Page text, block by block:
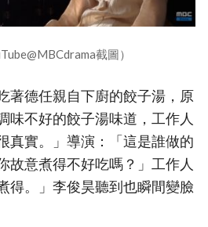
截圖）
著德任親自下廚的餃子湯，原
味不好的餃子湯味道，工作人
真實。」導演：「這是誰做的
故意煮得不好吃嗎？」工作人
得。」李俊昊聽到也瞬間變臉